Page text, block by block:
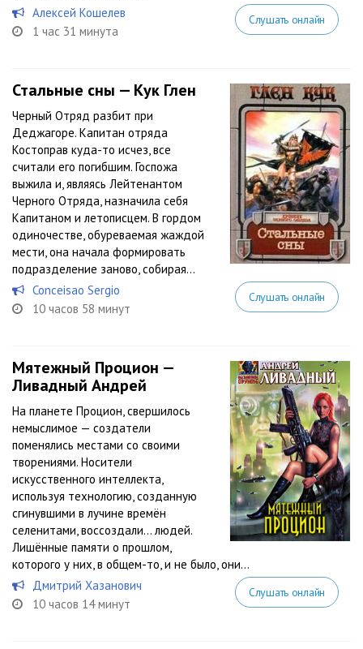
Алексей Кошелев
1 час 31 минута
Слушать онлайн
Стальные сны — Кук Глен
Черный Отряд разбит при
Деджагоре. Капитан отряда
Костоправ куда-то исчез, все
считали его погибшим. Госпожа
выжила и, являясь Лейтенантом
Черного Отряда, назначила себя
Капитаном и летописцем. В гордом
одиночестве, обуреваемая жаждой
мести, она начала формировать
подразделение заново, собирая...
Conceisao Sergio
10 часов 58 минут
Слушать онлайн
Мятежный Процион —
Ливадный Андрей
На планете Процион, свершилось
немыслимое — создатели
поменялись местами со своими
творениями. Носители
искусственного интеллекта,
используя технологию, созданную
сгинувшими в лучине времён
селенитами, воссоздали… людей.
Лишённые памяти о прошлом,
которого у них, в общем-то, и не было, они...
Дмитрий Хазанович
10 часов 14 минут
Слушать онлайн